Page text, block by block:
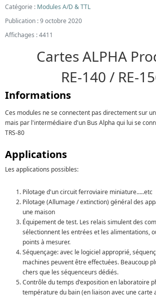
Catégorie : Modules A/D & TTL
Publication : 9 octobre 2020
Affichages : 4411
Cartes ALPHA
RE-140 / RE-
Informations
Ces modules ne se connectent pas directement sur
mais par l'intermédiaire d'un Bus Alpha qui lui se
TRS-80
Applications
Les applications possibles:
Pilotage d'un circuit ferroviaire miniature.....etc
Pilotage (Allumage / extinction) général des
une maison
Équipement de test. Les relais simulent des
sélectionnent les entrées et les alimentations,
points à mesurer.
Séquençage: avec le logiciel approprié,
machines peuvent être effectuées. Beaucoup
chers que les séquenceurs dédiés.
Contrôle du temps d'exposition en laboratoire
température du bain (en liaison avec une carte